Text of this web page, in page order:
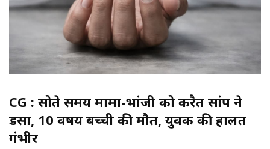
CG : सोते समय मामा-भांजी को करैत सांप ने
डसा, 10 वर्षीय बच्ची की मौत, युवक की हालत
गंभीर